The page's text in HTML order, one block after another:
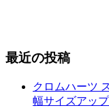
最近の投稿
クロムハーツ
幅サイズアッ